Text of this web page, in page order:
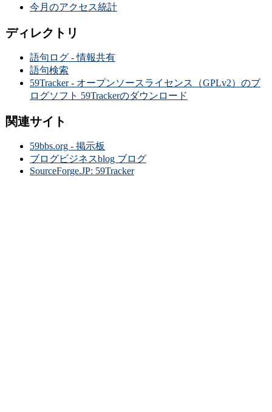
今月のアクセス統計
ディレクトリ
語句ログ - 情報共有
語句検索
59Tracker - オープンソースライセンス（GPLv2）のブ
ログソフト 59Trackerのダウンロード
関連サイト
59bbs.org - 掲示板
ブログビジネスblog ブログ
SourceForge.JP: 59Tracker